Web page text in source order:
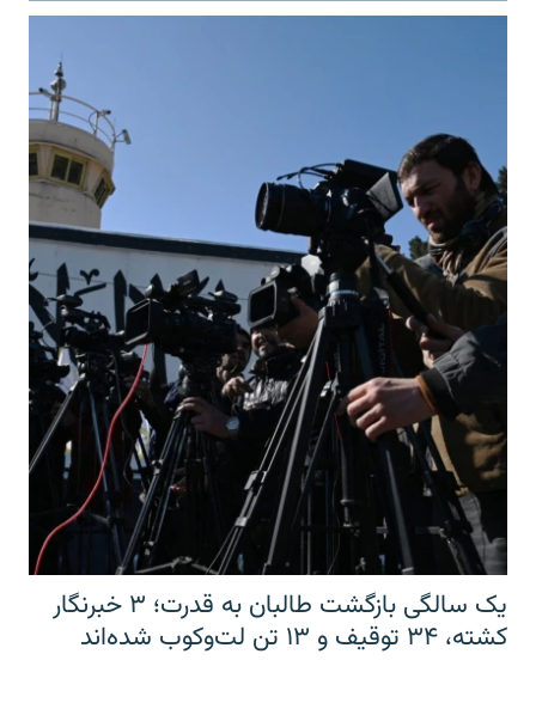
یک سالگی بازگشت طالبان به قدرت؛ ۳ خبرنگار
کشته، ۳۴ توقیف و ۱۳ تن لت‌وکوب شده‌اند